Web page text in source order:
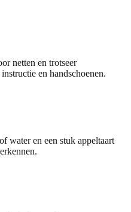
netten en trotseer
en handschoenen.
water en een stuk appeltaart